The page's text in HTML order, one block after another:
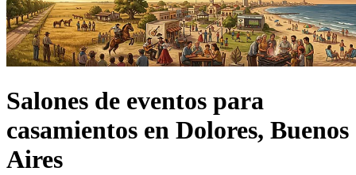
Salones de eventos para
casamientos en Dolores, Buenos
Aires